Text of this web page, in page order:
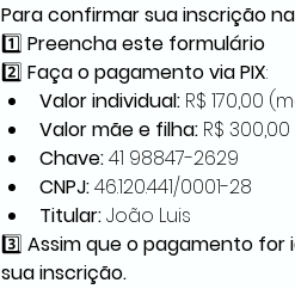
Para confirmar sua inscrição
1️⃣ Preencha este formulário
2️⃣ Faça o pagamento via PIX:
Valor individual: R$ 170,00
Valor mãe e filha: R$
Chave: 41 98847-2629
CNPJ: 46.120.441/0001-28
Titular: João Luis
3️⃣ Assim que o pagamento
sua inscrição.